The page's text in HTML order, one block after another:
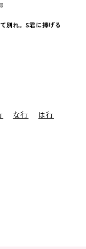
別れ。S君に捧げる
な行
は行